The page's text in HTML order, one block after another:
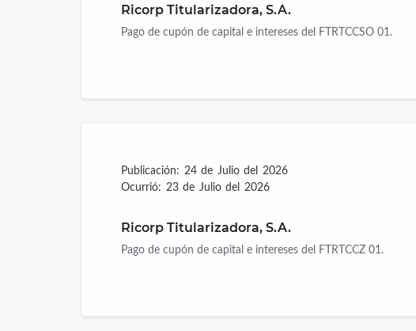
Ricorp Titularizadora, S.A.
Pago de cupón de capital e intereses del FTRTCCSO 01.
Publicación: 24 de Julio del 2026
Ocurrió: 23 de Julio del 2026
Ricorp Titularizadora, S.A.
Pago de cupón de capital e intereses del FTRTCCZ 01.